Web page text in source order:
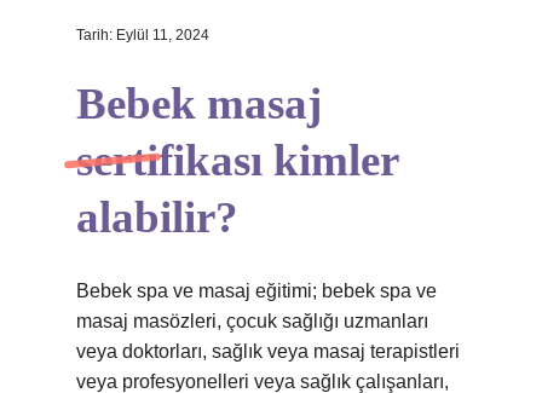
Tarih: Eylül 11, 2024
Bebek masaj
sertifikası kimler
alabilir?
Bebek spa ve masaj eğitimi; bebek spa ve
masaj masözleri, çocuk sağlığı uzmanları
veya doktorları, sağlık veya masaj terapistleri
veya profesyonelleri veya sağlık çalışanları,